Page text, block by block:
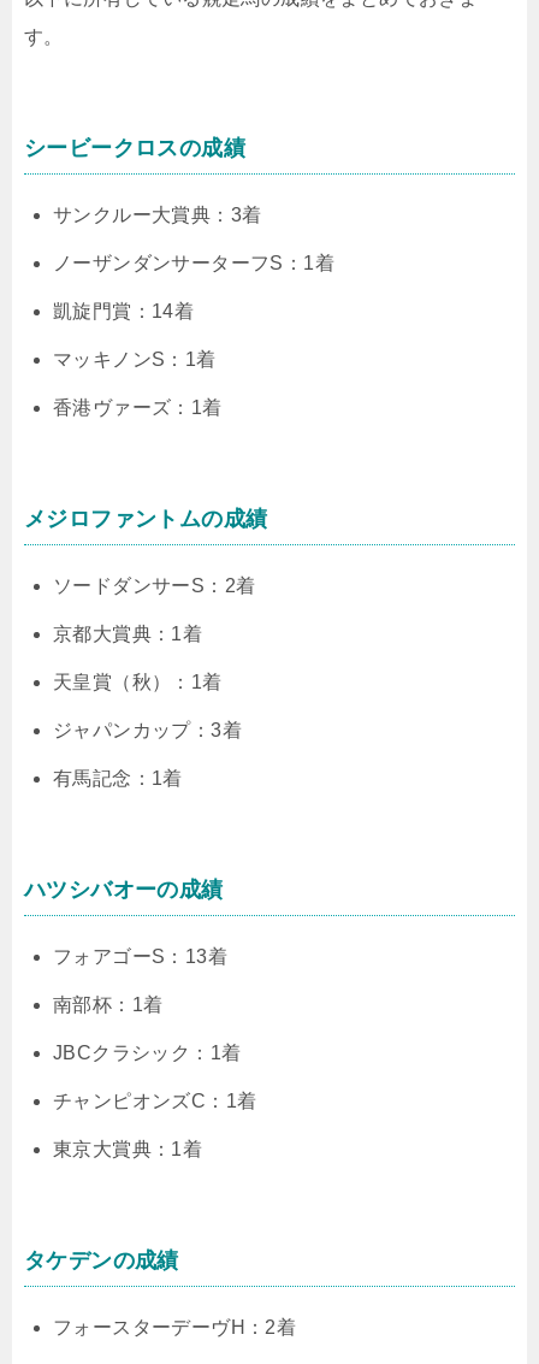
す。
シービークロスの成績
サンクルー大賞典：3着
ノーザンダンサーターフS：1着
凱旋門賞：14着
マッキノンS：1着
香港ヴァーズ：1着
メジロファントムの成績
ソードダンサーS：2着
京都大賞典：1着
天皇賞（秋）：1着
ジャパンカップ：3着
有馬記念：1着
ハツシバオーの成績
フォアゴーS：13着
南部杯：1着
JBCクラシック：1着
チャンピオンズC：1着
東京大賞典：1着
タケデンの成績
フォースターデーヴH：2着